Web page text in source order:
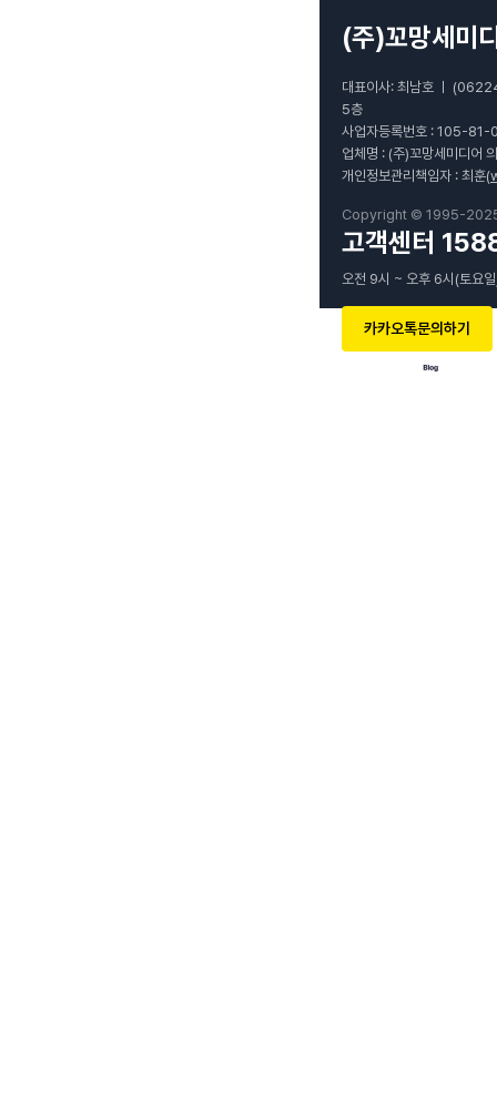
(주)꼬망세미
대표이사: 최남호 ㅣ
5층
사업자등록번호 : 105-
업체명 : (주)꼬망세미디어
개인정보관리책임자 : 최훈(
Copyright © 1995-2025
고객센터
오전 9시 ~ 오후 6시(토요
카카오톡문의하기